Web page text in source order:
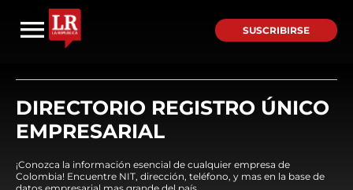
SUSCRIBIRSE
DIRECTORIO REGISTRO ÚNICO
EMPRESARIAL
¡Conozca la información esencial de cualquier empresa de
Colombia! Encuentre NIT, dirección, teléfono, y mas en la base de